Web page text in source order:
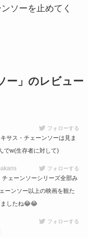
ソーを止めてく
ー」のレビュー
フォローする
サス・チェーンソーは見ま
でw(生存者に対して)
フォローする
ェーンソーシリーズ全部み
ーンソー以上の映画を観た
ましたね😂😂
フォローする